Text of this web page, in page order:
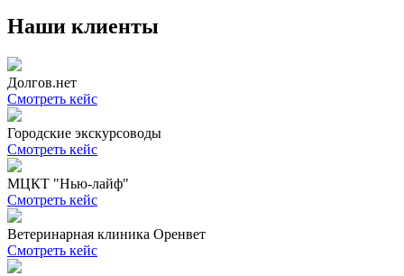
Наши клиенты
Долгов.нет
Смотреть кейс
Городские экскурсоводы
Смотреть кейс
МЦКТ "Нью-лайф"
Смотреть кейс
Ветеринарная клиника Оренвет
Смотреть кейс